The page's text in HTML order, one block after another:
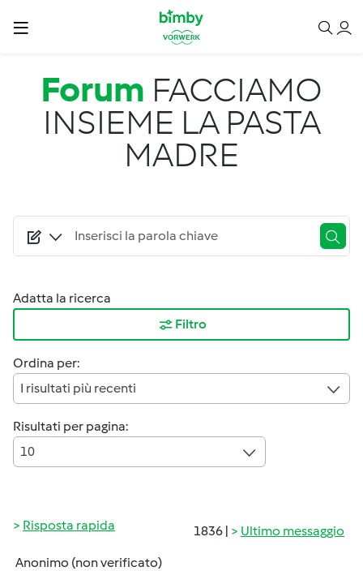
Salta al contenuto principale
Forum FACCIAMO
INSIEME LA PASTA
MADRE
Adatta la ricerca
Filtro
Ordina per:
I risultati più recenti
Risultati per pagina:
10
1836 | Ultimo messaggio
Risposta rapida
Anonimo (non verificato)